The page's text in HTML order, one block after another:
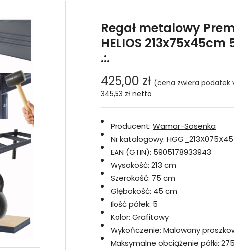
Regał metalowy
HELIOS 213x75x45cm
.:.
425,00 zł (cena zwiera podatek
345,53 zł netto
Producent: Wamar-Sosenka
Nr katalogowy:
EAN (GTIN): 5905178933943
Wysokość: 213 cm
Szerokość: 75 cm
Głębokość: 45 cm
Ilość półek: 5
Kolor: Grafitowy
Wykończenie: Malowany
Maksymalne obciążenie półki: